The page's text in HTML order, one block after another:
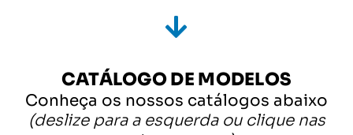
CATÁLOGO DE MODELOS
Conheça os nossos catálogos abaixo
(deslize para a esquerda ou clique nas